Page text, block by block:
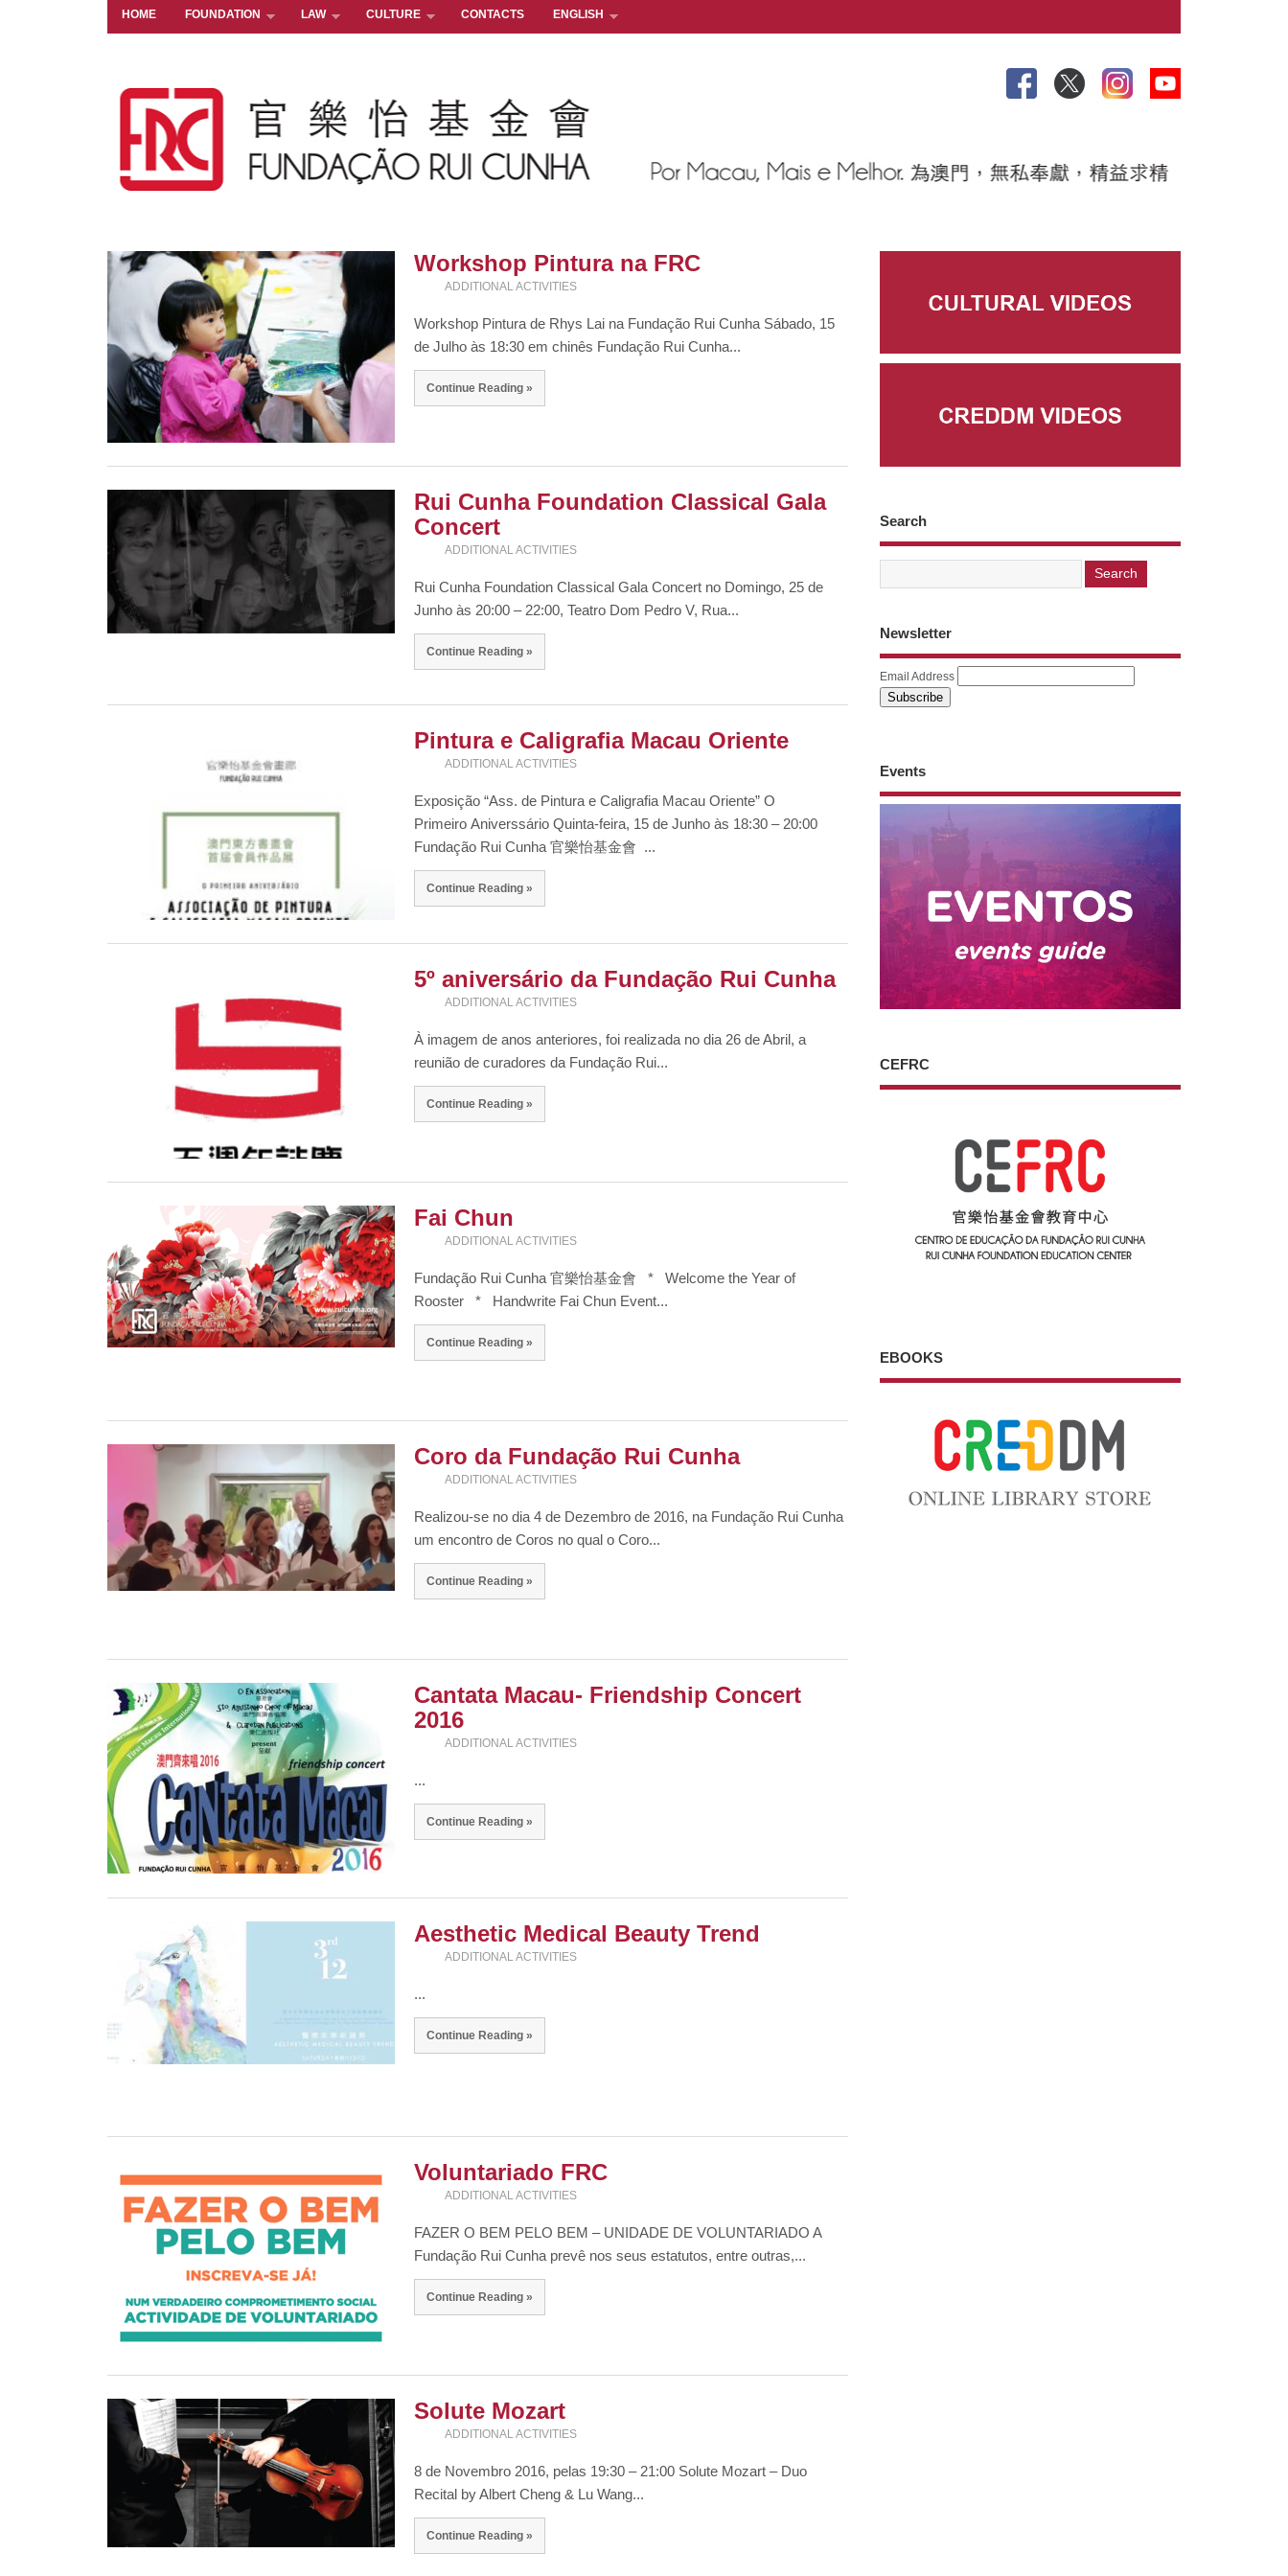
HOME FOUNDATION LAW CULTURE CONTACTS ENGLISH
Workshop Pintura na FRC
ADDITIONAL ACTIVITIES
Workshop Pintura de Rhys Lai na Fundação Rui Cunha Sábado, 15
de Julho às 18:30 em chinês Fundação Rui Cunha...
Continue Reading »
Rui Cunha Foundation Classical Gala
Concert
ADDITIONAL ACTIVITIES
Rui Cunha Foundation Classical Gala Concert no Domingo, 25 de
Junho às 20:00 – 22:00, Teatro Dom Pedro V, Rua...
Continue Reading »
Pintura e Caligrafia Macau Oriente
ADDITIONAL ACTIVITIES
Exposição “Ass. de Pintura e Caligrafia Macau Oriente” O
Primeiro Aniverssário Quinta-feira, 15 de Junho às 18:30 – 20:00
Fundação Rui Cunha 官樂怡基金會 ...
Continue Reading »
5º aniversário da Fundação Rui Cunha
ADDITIONAL ACTIVITIES
À imagem de anos anteriores, foi realizada no dia 26 de Abril, a
reunião de curadores da Fundação Rui...
Continue Reading »
Fai Chun
ADDITIONAL ACTIVITIES
Fundação Rui Cunha 官樂怡基金會‎ * Welcome the Year of
Rooster * Handwrite Fai Chun Event...
Continue Reading »
Coro da Fundação Rui Cunha
ADDITIONAL ACTIVITIES
Realizou-se no dia 4 de Dezembro de 2016, na Fundação Rui Cunha
um encontro de Coros no qual o Coro...
Continue Reading »
Cantata Macau- Friendship Concert
2016
ADDITIONAL ACTIVITIES
...
Continue Reading »
Aesthetic Medical Beauty Trend
ADDITIONAL ACTIVITIES
...
Continue Reading »
Voluntariado FRC
ADDITIONAL ACTIVITIES
FAZER O BEM PELO BEM – UNIDADE DE VOLUNTARIADO A
Fundação Rui Cunha prevê nos seus estatutos, entre outras,...
Continue Reading »
Solute Mozart
ADDITIONAL ACTIVITIES
8 de Novembro 2016, pelas 19:30 – 21:00 Solute Mozart – Duo
Recital by Albert Cheng & Lu Wang...
Continue Reading »
Search
Newsletter
Email Address
Events
CEFRC
EBOOKS